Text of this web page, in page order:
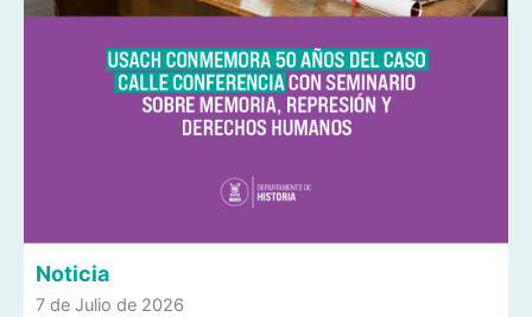
Noticia
7 de Julio de 2026